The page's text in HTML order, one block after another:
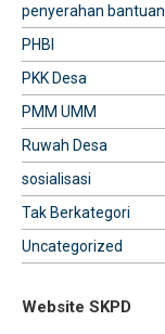
penyerahan bantuan
PHBI
PKK Desa
PMM UMM
Ruwah Desa
sosialisasi
Tak Berkategori
Uncategorized
Website SKPD